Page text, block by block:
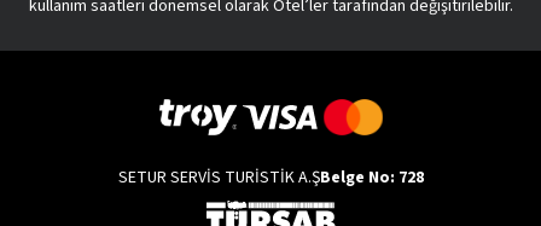
kullanım saatleri dönemsel olarak Otel’ler tarafından değişitirilebilir.
SETUR SERVİS TURİSTİK A.ŞBelge No: 728